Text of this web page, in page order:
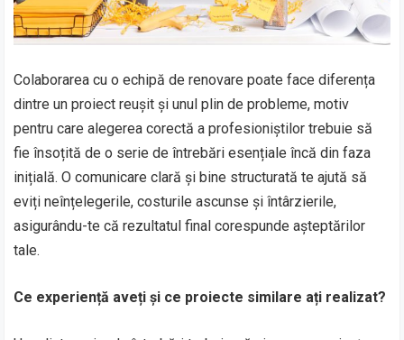
Colaborarea cu o echipă de renovare poate face diferența
dintre un proiect reușit și unul plin de probleme, motiv
pentru care alegerea corectă a profesioniștilor trebuie să
fie însoțită de o serie de întrebări esențiale încă din faza
inițială. O comunicare clară și bine structurată te ajută să
eviți neînțelegerile, costurile ascunse și întârzierile,
asigurându-te că rezultatul final corespunde așteptărilor
tale.
Ce experiență aveți și ce proiecte similare ați realizat?